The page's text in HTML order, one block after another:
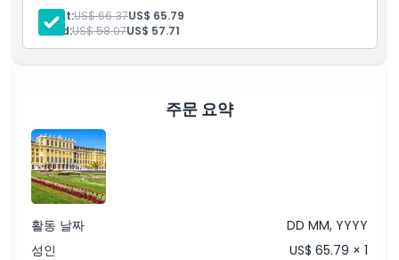
적합하지 않은 대상
위치
취소 정책
랜턴 룸과 헌팅 룸을 포함한 24개의 황실 객실 방문.
조각상, 분수, 랜드마크가 있는 정원을 거닐기.
Adult:US$ 66.37US$ 65.79
Child:US$ 58.07US$ 57.71
주문 요약
활동 날짜
DD MM, YYYY
성인
US$ 65.79 × 1